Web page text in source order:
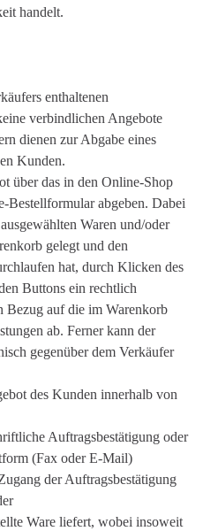
handelt.
enthaltenen
verbindlichen Angebote
dienen zur Abgabe eines
Kunden.
über das in den Online-Shop
Bestellformular abgeben. Dabei
Waren und/oder
gelegt und den
hat, durch Klicken des
Buttons ein rechtlich
Bezug auf die im Warenkorb
ab. Ferner kann der
gegenüber dem Verkäufer
des Kunden innerhalb von
Auftragsbestätigung oder
(Fax oder E-Mail)
der Auftragsbestätigung
Ware liefert, wobei insoweit